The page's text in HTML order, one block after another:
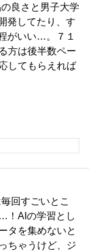
良さと男子大学
発してたり、す
がいい…。７１
方は後半数ペー
してもらえれば
すごいとこ
！AIの学習とし
タを集めないと
ちゃうけど、ジ